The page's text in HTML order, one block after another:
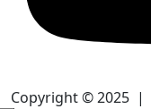
Copyright © 2025 |